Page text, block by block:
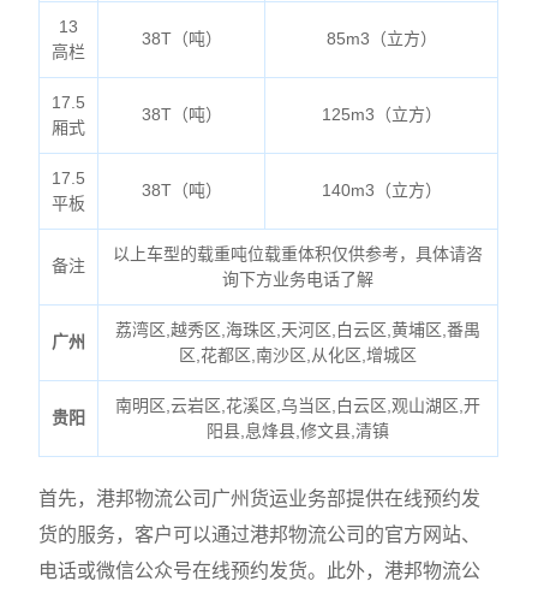
13
高栏
38T（吨） 85m3（立方）
17.5
厢式
38T（吨） 125m3（立方）
17.5
平板
38T（吨） 140m3（立方）
备注
以上车型的载重吨位载重体积仅供参考，具体请咨
询下方业务电话了解
广州
荔湾区,越秀区,海珠区,天河区,白云区,黄埔区,番禺
区,花都区,南沙区,从化区,增城区
贵阳
南明区,云岩区,花溪区,乌当区,白云区,观山湖区,开
阳县,息烽县,修文县,清镇
首先，港邦物流公司广州货运业务部提供在线预约发
货的服务，客户可以通过港邦物流公司的官方网站、
电话或微信公众号在线预约发货。此外，港邦物流公